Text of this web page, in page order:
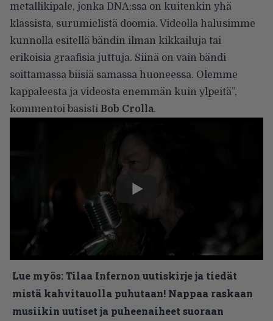
metallikipale, jonka DNA:ssa on kuitenkin yhä
klassista, surumielistä doomia. Videolla halusimme
kunnolla esitellä bändin ilman kikkailuja tai
erikoisia graafisia juttuja. Siinä on vain bändi
soittamassa biisiä samassa huoneessa. Olemme
kappaleesta ja videosta enemmän kuin ylpeitä”,
kommentoi basisti Bob Crolla.
Lue myös:Tilaa Infernon uutiskirje ja tiedät
mistä kahvitauolla puhutaan! Nappaa raskaan
musiikin uutiset ja puheenaiheet suoraan